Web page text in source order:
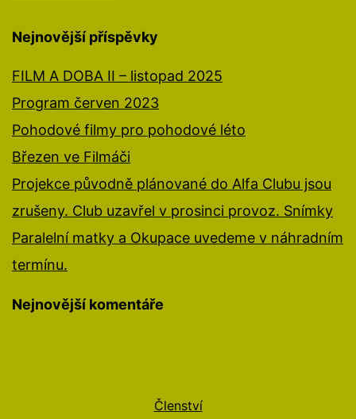
Nejnovější příspěvky
FILM A DOBA II – listopad 2025
Program červen 2023
Pohodové filmy pro pohodové léto
Březen ve Filmáči
Projekce původně plánované do Alfa Clubu jsou
zrušeny. Club uzavřel v prosinci provoz. Snímky
Paralelní matky a Okupace uvedeme v náhradním
termínu.
Nejnovější komentáře
Členství